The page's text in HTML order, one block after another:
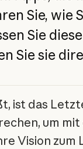
Sie, wie
Sie
Sie sie
ist das
um
Vision zum